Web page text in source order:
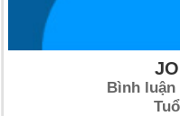
Bình luận